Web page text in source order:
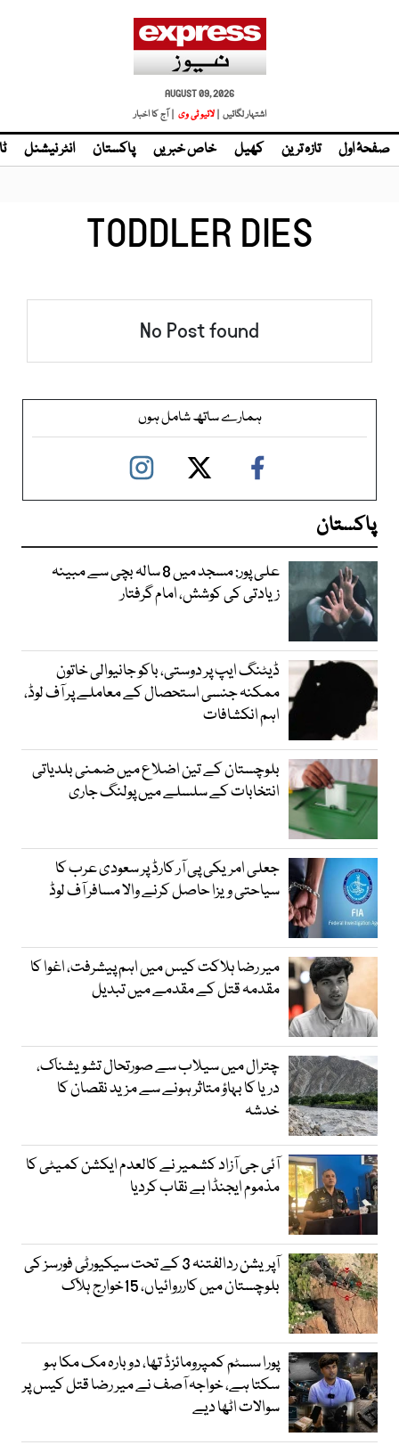
AUGUST 09, 2026
اشتہار لگائیں |
| آج کا اخبار
صفحۂ اول تازہ ترین کھیل خاص خبریں پاکستان انٹر نیشنل
TODDLER DIES
No Post found
ہمارے ساتھ شامل ہوں
پاکستان
علی پور: مسجد میں 8 سالہ بچی سے مبینہ
زیادتی کی کوشش، امام گرفتار
ڈیٹنگ ایپ پر دوستی، باکو جانیوالی خاتون
ممکنہ جنسی استحصال کے معاملے پر آف لوڈ،
اہم انکشافات
بلوچستان کے تین اضلاع میں ضمنی بلدیاتی
انتخابات کے سلسلے میں پولنگ جاری
جعلی امریکی پی آر کارڈ پر سعودی عرب کا
سیاحتی ویزا حاصل کرنے والا مسافر آف لوڈ
میر رضا ہلاکت کیس میں اہم پیشرفت، اغوا کا
مقدمہ قتل کے مقدمے میں تبدیل
چترال میں سیلاب سے صورتحال تشویشناک،
دریا کا بہاؤ متاثر ہونے سے مزید نقصان کا
خدشہ
آئی جی آزاد کشمیر نے کالعدم ایکشن کمیٹی کا
مذموم ایجنڈا بے نقاب کردیا
آپریشن ردالفتنہ 3 کے تحت سیکیورٹی فورسز کی
بلوچستان میں کارروائیاں، 15خوارج ہلاک
پورا سسٹم کمپرومائزڈ تھا، دوبارہ مک مکا ہو
سکتا ہے، خواجہ آصف نے میر رضا قتل کیس پر
سوالات اٹھا دیے